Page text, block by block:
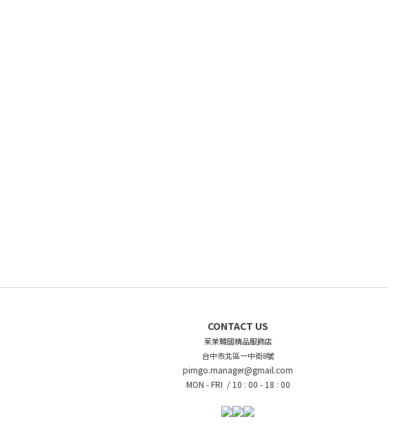
CONTACT US
茱茉韓國精品服飾店
台中市北區一中街8號
pimgo.manager@gmail.com
MON - FRI / 10 : 00 - 18 : 00